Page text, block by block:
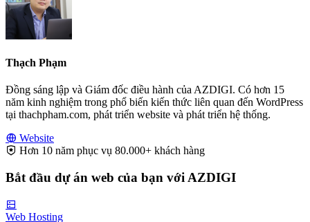
Thạch Phạm
Đồng sáng lập và Giám đốc điều hành của AZDIGI. Có hơn 15
năm kinh nghiệm trong phổ biến kiến thức liên quan đến WordPress
tại thachpham.com, phát triển website và phát triển hệ thống.
Website
Hơn 10 năm phục vụ 80.000+ khách hàng
Bắt đầu dự án web của bạn với AZDIGI
Web Hosting